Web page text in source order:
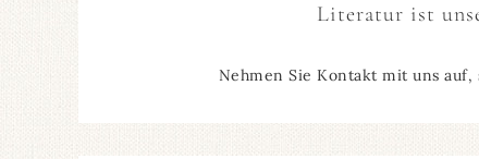
Literatur ist
Nehmen Sie Kontakt mit uns